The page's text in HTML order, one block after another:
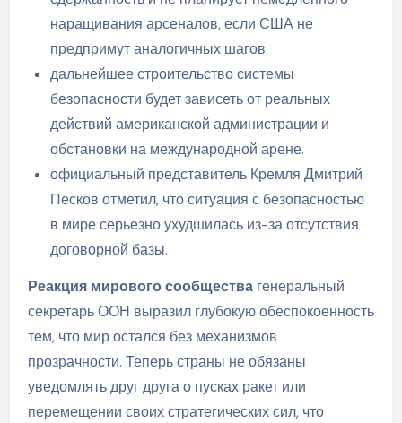
наращивания арсеналов, если США не
предпримут аналогичных шагов.
дальнейшее строительство системы
безопасности будет зависеть от реальных
действий американской администрации и
обстановки на международной арене.
официальный представитель Кремля Дмитрий
Песков отметил, что ситуация с безопасностью
в мире серьезно ухудшилась из-за отсутствия
договорной базы.
Реакция мирового сообществагенеральный
секретарь ООН выразил глубокую обеспокоенность
тем, что мир остался без механизмов
прозрачности. Теперь страны не обязаны
уведомлять друг друга о пусках ракет или
перемещении своих стратегических сил, что